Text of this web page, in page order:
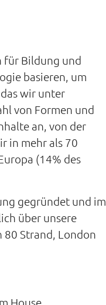
für Bildung und
basieren, um
wir unter
von Formen und
an, von der
in mehr als 70
(14% des
gegründet und im
über unsere
80 Strand, London
House.